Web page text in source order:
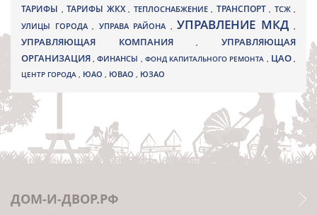
ТАРИФЫ , ТАРИФЫ ЖКХ , ТЕПЛОСНАБЖЕНИЕ , ТРАНСПОРТ , ТСЖ ,
УЛИЦЫ ГОРОДА , УПРАВА РАЙОНА , УПРАВЛЕНИЕ МКД ,
УПРАВЛЯЮЩАЯ КОМПАНИЯ,УПРАВЛЯЮЩАЯ
ОРГАНИЗАЦИЯ,ФИНАНСЫ , ФОНД КАПИТАЛЬНОГО РЕМОНТА , ЦАО,
ЦЕНТР ГОРОДА , ЮАО , ЮВАО , ЮЗАО
ДОМ-И-ДВОР.РФ